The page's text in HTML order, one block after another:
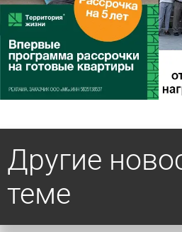
Другие
теме